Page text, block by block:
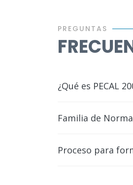
PREGUNTAS
¿Qué es PECAL
Familia de
Proceso para